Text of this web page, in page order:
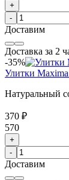
+
-
Доставим
Доставка за 2
-35%
Улитки
Натуральный
370 ₽
570
+
-
Доставим